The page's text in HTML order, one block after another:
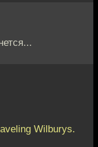
Wilburys.